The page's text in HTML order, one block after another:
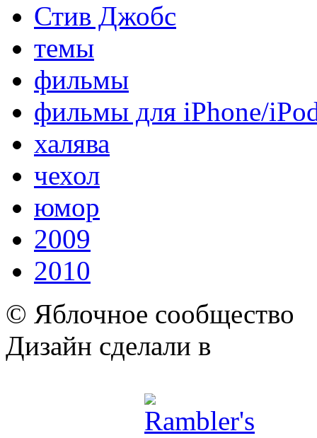
Стив Джобс
темы
фильмы
фильмы для iPhone/
халява
чехол
юмор
2009
2010
© Яблочное сообщество
Дизайн сделали в